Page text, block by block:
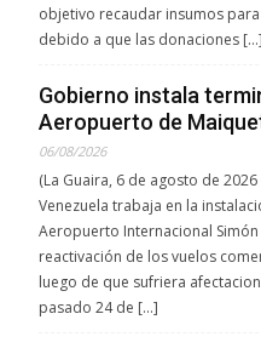
objetivo recaudar insumos
debido a que las donaciones […]
Gobierno instala
Aeropuerto de
06/08/2026
(La Guaira, 6 de agosto de 2026
Venezuela trabaja en la
Aeropuerto Internacional
reactivación de los vuelos
luego de que sufriera
pasado 24 de […]